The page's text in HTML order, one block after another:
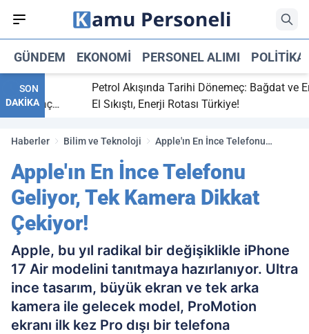
GÜNDEM EKONOMI PERSONEL ALIMI POLITIKA
SON
DAKİKA
bitti,
maç
Petrol Akışında Tarihi Dönemeç: Bağdat ve Erbil
El Sıkıştı, Enerji Rotası Türkiye!
Haberler Bilim ve Teknoloji
Apple'ın En İnce Telefonu
Çekiyor!
Apple'ın En İnce Telefonu
Geliyor, Tek Kamera Dikkat
Çekiyor!
Apple, bu yıl radikal bir değişiklikle iPhone
17 Air modelini tanıtmaya hazırlanıyor. Ultra
ince tasarım, büyük ekran ve tek arka
kamera ile gelecek model, ProMotion
ekranı ilk kez Pro dışı bir telefona